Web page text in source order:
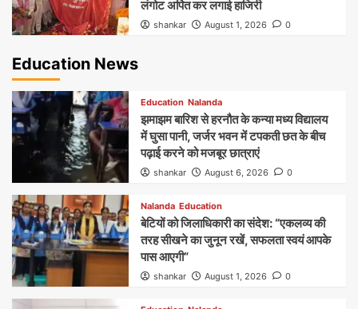
लंगोट अर्पित कर लगाई हाजिरी
shankar August 1, 2026 0
Education News
Education Nalanda
झमाझम बारिश से हरनौत के कन्या मध्य विद्यालय
में घुसा पानी, जर्जर भवन में टपकती छत के बीच
पढ़ाई करने को मजबूर छात्राएं
shankar August 6, 2026 0
Nalanda Education
बेटियों को जिलाधिकारी का संदेश: “एकलव्य की
तरह सीखने का जुनून रखें, सफलता स्वयं आपके
पास आएगी”
shankar August 1, 2026 0